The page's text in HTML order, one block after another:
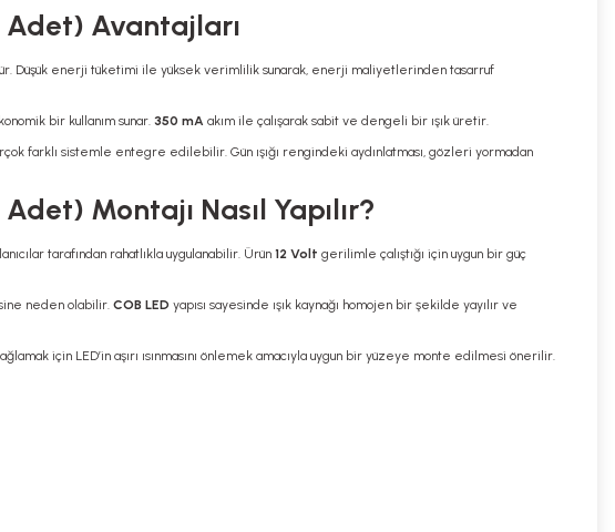
Adet) Avantajları
Düşük enerji tüketimi ile yüksek verimlilik sunarak, enerji maliyetlerinden tasarruf
bir kullanım sunar. 350 mA akım ile çalışarak sabit ve dengeli bir ışık üretir.
farklı sistemle entegre edilebilir. Gün ışığı rengindeki aydınlatması, gözleri yormadan
Montajı Nasıl Yapılır?
tarafından rahatlıkla uygulanabilir. Ürün 12 Volt gerilimle çalıştığı için uygun bir güç
neden olabilir. COB LED yapısı sayesinde ışık kaynağı homojen bir şekilde yayılır ve
için LED’in aşırı ısınmasını önlemek amacıyla uygun bir yüzeye monte edilmesi önerilir.